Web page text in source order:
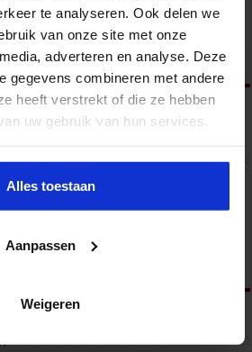
te analyseren. Ook delen we
van onze site met onze
adverteren en analyse. Deze
gegevens combineren met andere
heeft verstrekt of die ze hebben
uw gebruik van hun services.
Alles toestaan
Aanpassen
Weigeren
EN GEORGANISEERDE CRIMINALITEIT
jaarlijks zo’n 200 opleidingen en
zorg, bouw & infra en overheid.